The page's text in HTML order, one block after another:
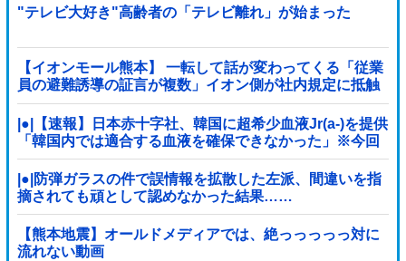
"テレビ大好き"高齢者の「テレビ離れ」が始まった
【イオンモール熊本】 一転して話が変わってくる「従業
員の避難誘導の証言が複数」イオン側が社内規定に抵触
していた疑い
|●|【速報】日本赤十字社、韓国に超希少血液Jr(a-)を提供
「韓国内では適合する血液を確保できなかった」※今回
で4回目
|●|防弾ガラスの件で誤情報を拡散した左派、間違いを指
摘されても頑として認めなかった結果……
【熊本地震】オールドメディアでは、絶っっっっっ対に
流れない動画